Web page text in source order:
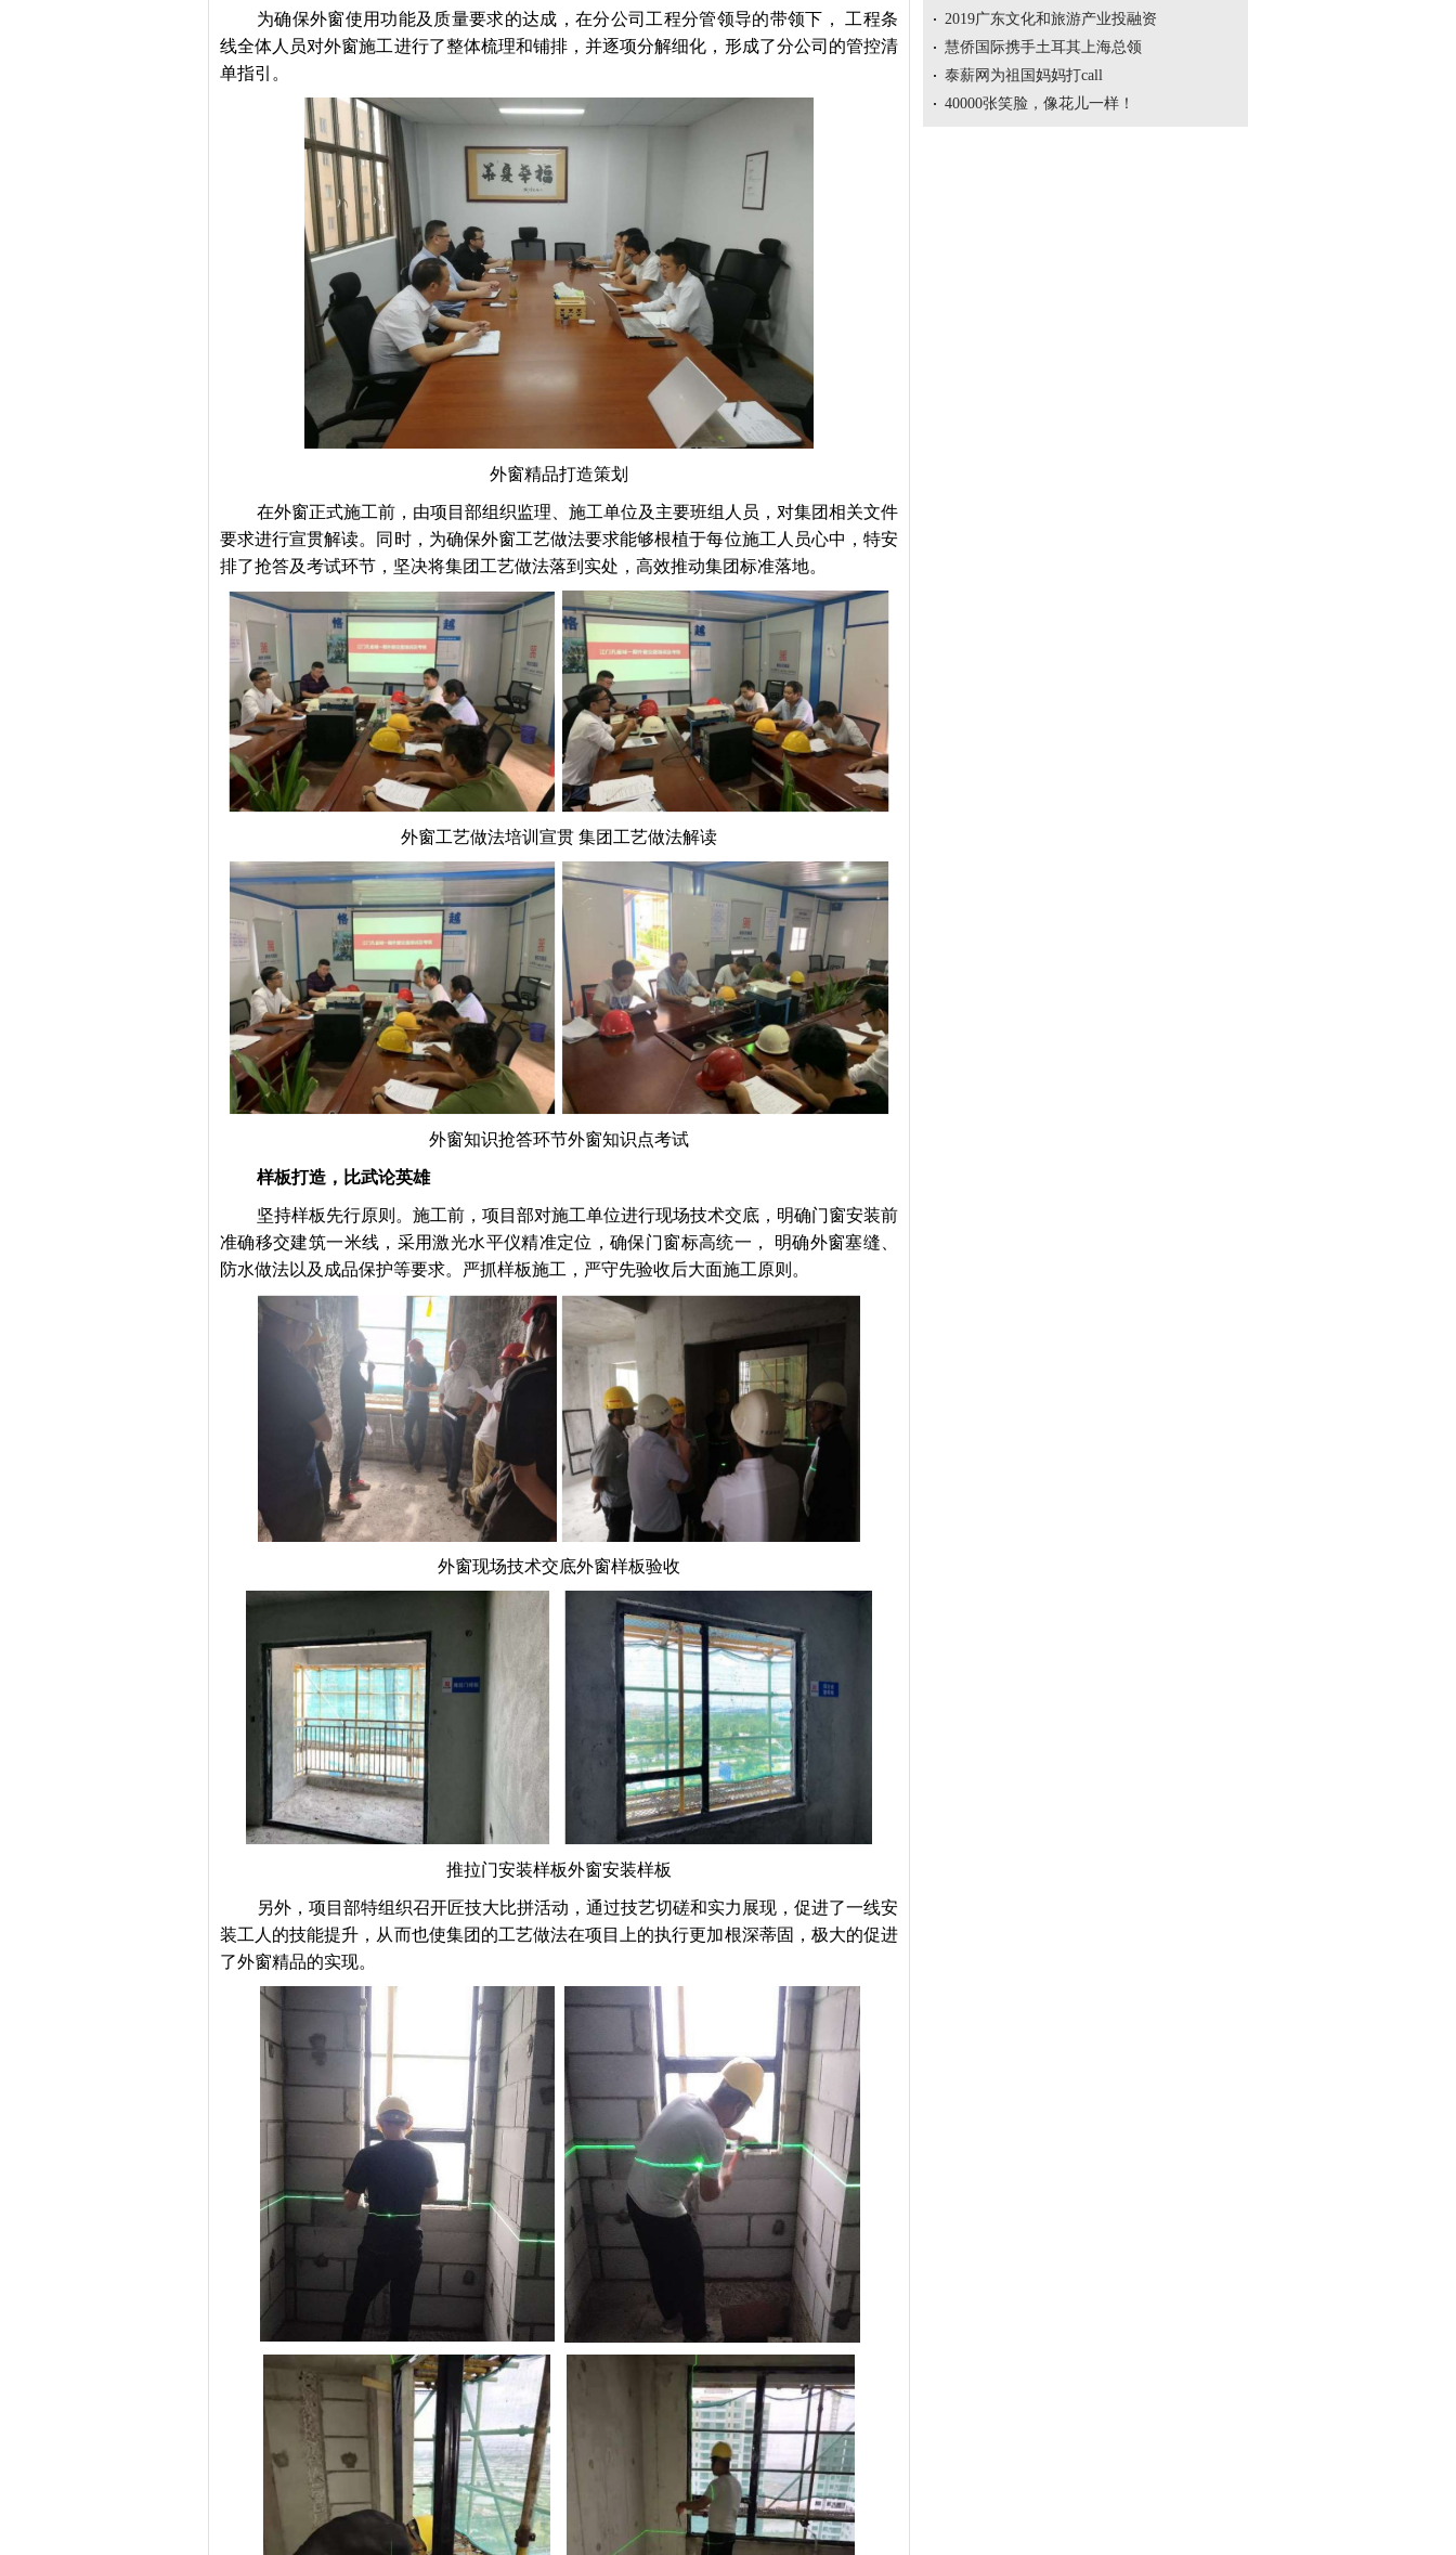
为确保外窗使用功能及质量要求的达成，在分公司工程分管领导的带领下， 工程条
线全体人员对外窗施工进行了整体梳理和铺排，并逐项分解细化，形成了分公司的管控清
单指引。
外窗精品打造策划
在外窗正式施工前，由项目部组织监理、施工单位及主要班组人员，对集团相关文件
要求进行宣贯解读。同时，为确保外窗工艺做法要求能够根植于每位施工人员心中，特安
排了抢答及考试环节，坚决将集团工艺做法落到实处，高效推动集团标准落地。
外窗工艺做法培训宣贯 集团工艺做法解读
外窗知识抢答环节外窗知识点考试
样板打造，比武论英雄
坚持样板先行原则。施工前，项目部对施工单位进行现场技术交底，明确门窗安装前
准确移交建筑一米线，采用激光水平仪精准定位，确保门窗标高统一， 明确外窗塞缝、
防水做法以及成品保护等要求。严抓样板施工，严守先验收后大面施工原则。
外窗现场技术交底外窗样板验收
推拉门安装样板外窗安装样板
另外，项目部特组织召开匠技大比拼活动，通过技艺切磋和实力展现，促进了一线安
装工人的技能提升，从而也使集团的工艺做法在项目上的执行更加根深蒂固，极大的促进
了外窗精品的实现。
2019广东文化和旅游产业投融资
慧侨国际携手土耳其上海总领
泰薪网为祖国妈妈打call
40000张笑脸，像花儿一样！